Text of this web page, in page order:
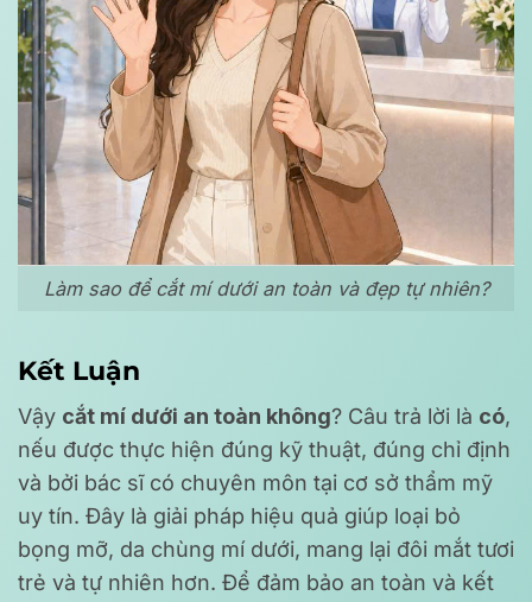
Làm sao để cắt mí dưới an toàn và đẹp tự nhiên?
Kết Luận
Vậy cắt mí dưới an toàn không? Câu trả lời là có,
nếu được thực hiện đúng kỹ thuật, đúng chỉ định
và bởi bác sĩ có chuyên môn tại cơ sở thẩm mỹ
uy tín. Đây là giải pháp hiệu quả giúp loại bỏ
bọng mỡ, da chùng mí dưới, mang lại đôi mắt tươi
trẻ và tự nhiên hơn. Để đảm bảo an toàn và kết